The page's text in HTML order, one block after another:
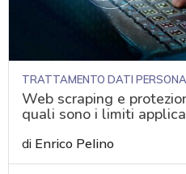
TRATTAMENTO DATI
Web scraping e
quali sono i limiti
di Enrico Pelino